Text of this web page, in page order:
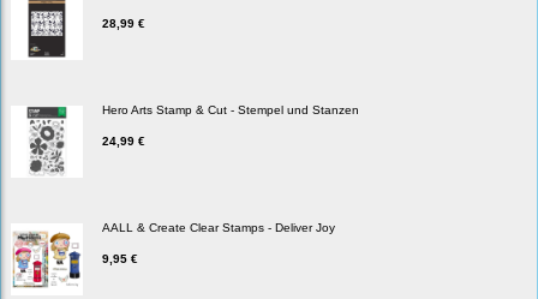
28,99 €
Hero Arts Stamp & Cut - Stempel und Stanzen
24,99 €
AALL & Create Clear Stamps - Deliver Joy
9,95 €